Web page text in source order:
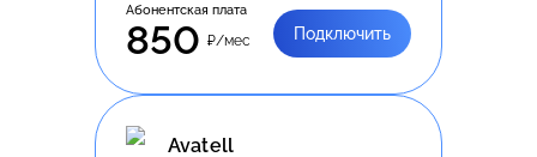
Абонентская плата
850 ₽/мес Подключить
Avatell